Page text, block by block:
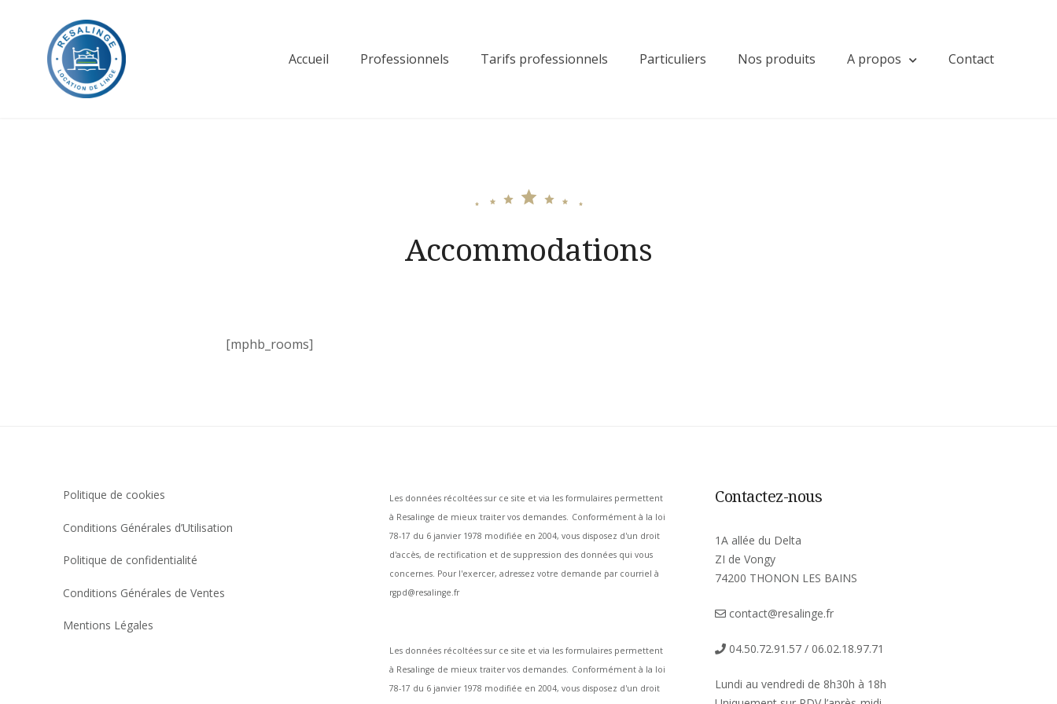
Accueil Professionnels Tarifs professionnels Particuliers Nos produits A propos Contact
Accommodations
[mphb_rooms]
Politique de cookies
Conditions Générales d’Utilisation
Politique de confidentialité
Conditions Générales de Ventes
Mentions Légales
Les données récoltées sur ce site et via les formulaires permettent
à Resalinge de mieux traiter vos demandes. Conformément à la loi
78-17 du 6 janvier 1978 modifiée en 2004, vous disposez d'un droit
d'accès, de rectification et de suppression des données qui vous
concernes. Pour l'exercer, adressez votre demande par courriel à
rgpd@resalinge.fr
Les données récoltées sur ce site et via les formulaires permettent
à Resalinge de mieux traiter vos demandes. Conformément à la loi
78-17 du 6 janvier 1978 modifiée en 2004, vous disposez d'un droit
Contactez-nous
1A allée du Delta
ZI de Vongy
74200 THONON LES BAINS
contact@resalinge.fr
04.50.72.91.57 / 06.02.18.97.71
Lundi au vendredi de 8h30h à 18h